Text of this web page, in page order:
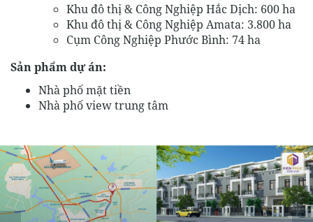
Khu đô thị & Công Nghiệp Hắc Dịch: 600 ha
Khu đô thị & Công Nghiệp Amata: 3.800 ha
Cụm Công Nghiệp Phước Bình: 74 ha
Sản phẩm dự án:
Nhà phố mặt tiền
Nhà phố view trung tâm